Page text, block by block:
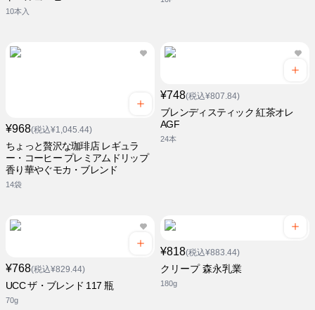
10本入
¥968(税込¥1,045.44)
ちょっと贅沢な珈琲店 レギュラ
ー・コーヒー プレミアムドリップ
香り華やぐモカ・ブレンド
14袋
¥748(税込¥807.84)
ブレンディスティック 紅茶オレ
AGF
24本
¥768(税込¥829.44)
UCC ザ・ブレンド 117 瓶
70g
¥818(税込¥883.44)
クリープ 森永乳業
180g